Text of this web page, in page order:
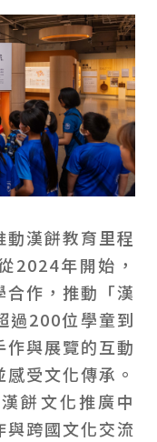
漢餅教育里程
2024年開始，
作，推動「漢
過200位學童到
與展覽的互動
受文化傳承。
餅文化推廣中
跨國文化交流